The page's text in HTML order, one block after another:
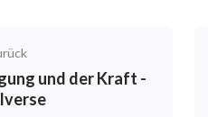
und der Kraft -